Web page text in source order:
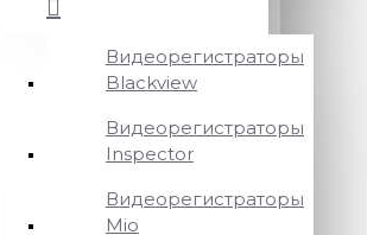
Видеорегистраторы
Blackview
Видеорегистраторы
Inspector
Видеорегистраторы
Mio